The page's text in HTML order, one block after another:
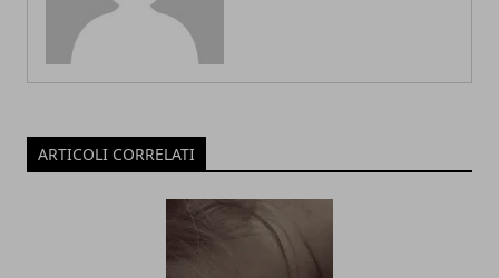
ARTICOLI CORRELATI